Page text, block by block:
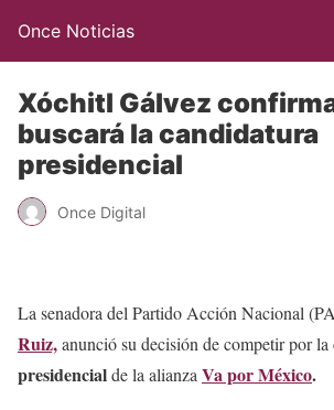
Once Noticias
Xóchitl Gálvez
buscará la candidatura
presidencial
Once Digital
La senadora del Partido Acción Nacional
Ruiz,anunció su decisión de competir por la
presidencialde la alianza Va por México.